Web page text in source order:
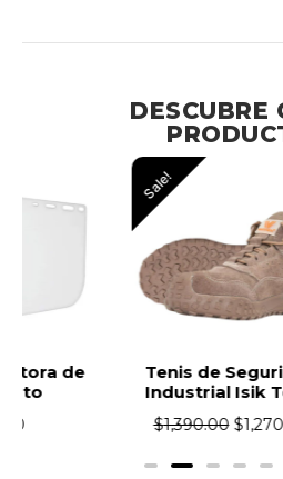
DESCUBRE
Tenis de Seguridad
Industrial Isik Terra
1,270.00